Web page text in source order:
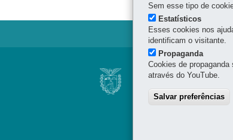
Navegação
Jornal
Cândido
41 3221-4900 /
Sem esse tipo de
Estatísticos
Esses cookies nos
identificam o visitante.
Propaganda
Cookies de
através do YouTube.
Salvar preferências